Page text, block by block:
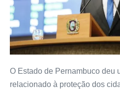
O Estado de Pernambuco deu
relacionado à proteção dos